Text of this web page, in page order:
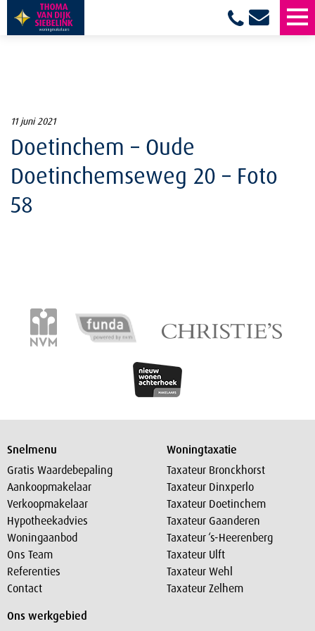
11 juni 2021
Doetinchem – Oude
Doetinchemseweg 20 – Foto
58
Snelmenu
Gratis Waardebepaling
Aankoopmakelaar
Verkoopmakelaar
Hypotheekadvies
Woningaanbod
Ons Team
Referenties
Contact
Woningtaxatie
Taxateur Bronckhorst
Taxateur Dinxperlo
Taxateur Doetinchem
Taxateur Gaanderen
Taxateur ‘s-Heerenberg
Taxateur Ulft
Taxateur Wehl
Taxateur Zelhem
Ons werkgebied